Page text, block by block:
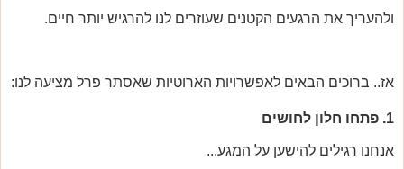
ולהעריך את הרגעים הקטנים שעוזרים לנו להרגיש יותר חיים.
אז.. ברוכים הבאים לאפשרויות הארוטיות שאסתר פרל מציעה לנו:
1. פתחו חלון לחושים
אנחנו רגילים להישען על המגע...